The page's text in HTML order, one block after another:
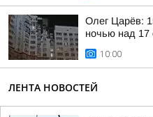
Олег Царёв:
ночью над 17
10:00
ЛЕНТА НОВОСТЕЙ